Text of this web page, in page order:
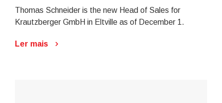
Thomas Schneider is the new Head of Sales for
Krautzberger GmbH in Eltville as of December 1.
Ler mais